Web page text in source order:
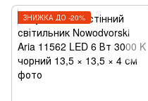
ЗНИЖКА ДО -20%